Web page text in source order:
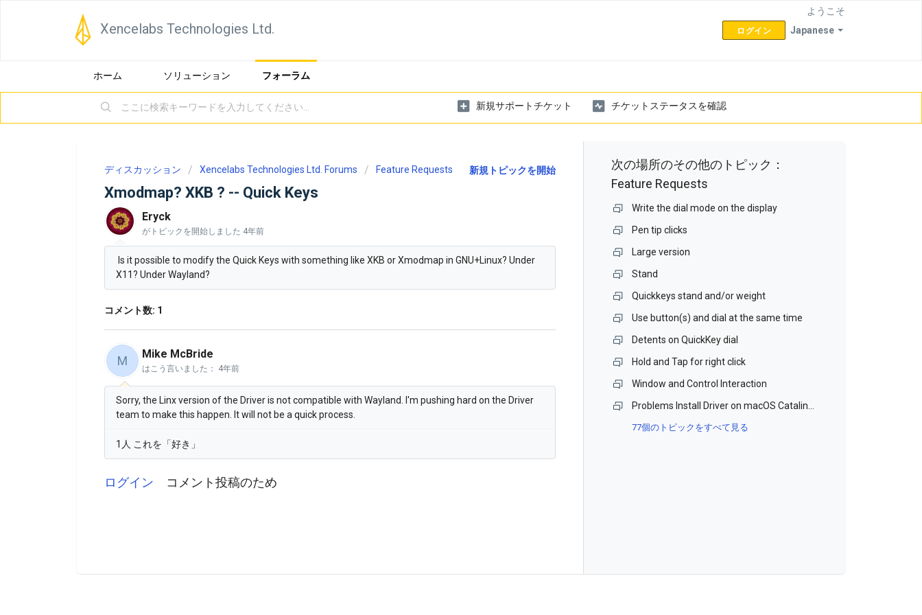
Xencelabs Technologies Ltd. Japanese
ようこそ
ログイン
ホーム ソリューション フォーラム
新規サポートチケット チケットステータスを確認
新規トピックを開始
ディスカッション Xencelabs Technologies Ltd. Forums Feature Requests
Xmodmap? XKB ? -- Quick Keys
Eryck
がトピックを開始しました 4年前
Is it possible to modify the Quick Keys with something like XKB or Xmodmap in GNU+Linux? Under
X11? Under Wayland?
コメント数: 1
M Mike McBride
はこう言いました： 4年前
Sorry, the Linx version of the Driver is not compatible with Wayland. I'm pushing hard on the Driver
team to make this happen. It will not be a quick process.
1人 これを「好き」
ログイン コメント投稿のため
次の場所のその他のトピック：
Feature Requests
Write the dial mode on the display
Pen tip clicks
Large version
Stand
Quickkeys stand and/or weight
Use button(s) and dial at the same time
Detents on QuickKey dial
Hold and Tap for right click
Window and Control Interaction
77個のトピックをすべて見る